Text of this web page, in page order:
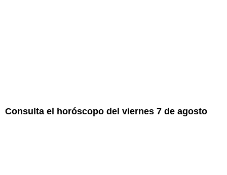
Consulta el horóscopo del viernes 7 de agosto